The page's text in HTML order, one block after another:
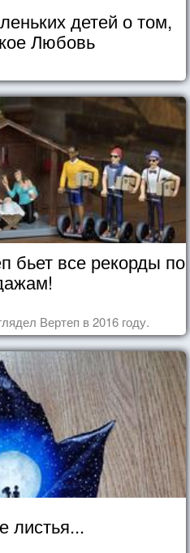
детей о том,
Любовь
бьет все рекорды по
Вертеп в 2016 году.
листья...